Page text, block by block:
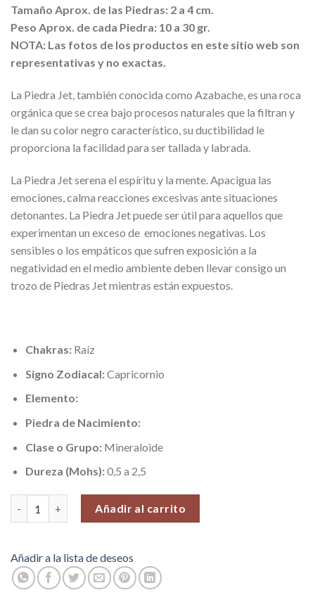
Tamaño Aprox. de las Piedras: 2 a 4 cm.
Peso Aprox. de cada Piedra: 10 a 30 gr.
NOTA: Las fotos de los productos en este sitio web son
representativas y no exactas.
La Piedra Jet, también conocida como Azabache, es una roca
orgánica que se crea bajo procesos naturales que la filtran y
le dan su color negro característico, su ductibilidad le
proporciona la facilidad para ser tallada y labrada.
La Piedra Jet serena el espíritu y la mente. Apacigua las
emociones, calma reacciones excesivas ante situaciones
detonantes. La Piedra Jet puede ser útil para aquellos que
experimentan un exceso de emociones negativas. Los
sensibles o los empáticos que sufren exposición a la
negatividad en el medio ambiente deben llevar consigo un
trozo de Piedras Jet mientras están expuestos.
Chakras:Raíz
Signo Zodiacal:Capricornio
Elemento:
Piedra de Nacimiento:
Clase o Grupo: Mineraloide
Dureza (Mohs):0,5 a 2,5
Añadir al carrito
Añadir a la lista de deseos